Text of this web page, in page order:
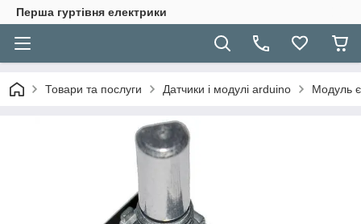
Перша гуртівня електрики
Товари та послуги Датчики і модулі arduino Модуль